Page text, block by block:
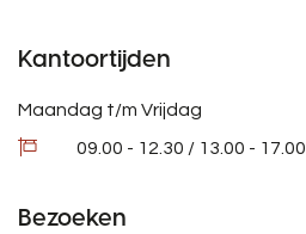
Kantoortijden
Maandag t/m Vrijdag
09.00 - 12.30 / 13.00 - 17.00
Bezoeken